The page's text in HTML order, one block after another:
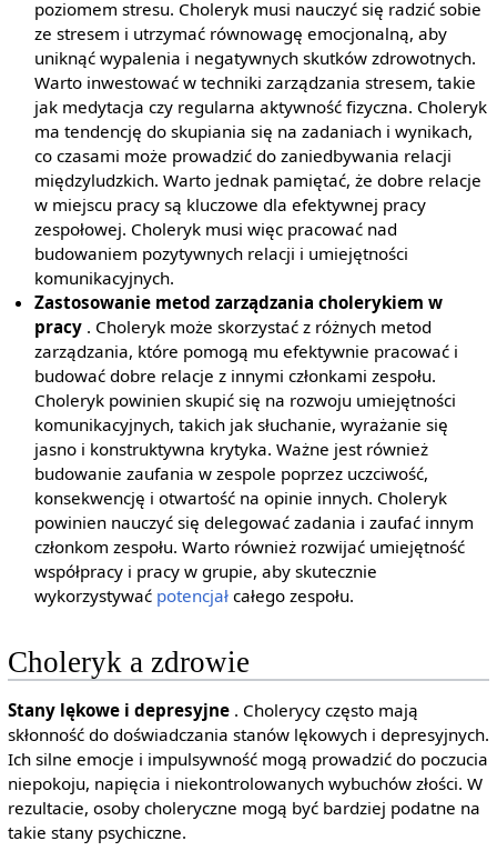
poziomem stresu. Choleryk musi nauczyć się radzić sobie
ze stresem i utrzymać równowagę emocjonalną, aby
uniknąć wypalenia i negatywnych skutków zdrowotnych.
Warto inwestować w techniki zarządzania stresem, takie
jak medytacja czy regularna aktywność fizyczna. Choleryk
ma tendencję do skupiania się na zadaniach i wynikach,
co czasami może prowadzić do zaniedbywania relacji
międzyludzkich. Warto jednak pamiętać, że dobre relacje
w miejscu pracy są kluczowe dla efektywnej pracy
zespołowej. Choleryk musi więc pracować nad
budowaniem pozytywnych relacji i umiejętności
komunikacyjnych.
Zastosowanie metod zarządzania cholerykiem w
pracy . Choleryk może skorzystać z różnych metod
zarządzania, które pomogą mu efektywnie pracować i
budować dobre relacje z innymi członkami zespołu.
Choleryk powinien skupić się na rozwoju umiejętności
komunikacyjnych, takich jak słuchanie, wyrażanie się
jasno i konstruktywna krytyka. Ważne jest również
budowanie zaufania w zespole poprzez uczciwość,
konsekwencję i otwartość na opinie innych. Choleryk
powinien nauczyć się delegować zadania i zaufać innym
członkom zespołu. Warto również rozwijać umiejętność
współpracy i pracy w grupie, aby skutecznie
wykorzystywać potencjał całego zespołu.
Choleryk a zdrowie
Stany lękowe i depresyjne . Cholerycy często mają
skłonność do doświadczania stanów lękowych i depresyjnych.
Ich silne emocje i impulsywność mogą prowadzić do poczucia
niepokoju, napięcia i niekontrolowanych wybuchów złości. W
rezultacie, osoby choleryczne mogą być bardziej podatne na
takie stany psychiczne.